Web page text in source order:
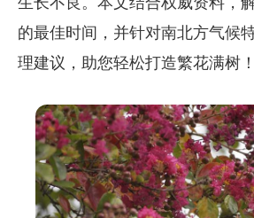
的最佳时间，并针对南北方气候
理建议，助您轻松打造繁花满树！